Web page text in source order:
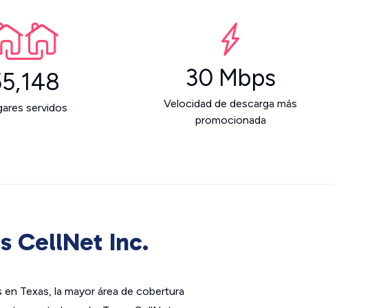
servidos
30 Mbps
Velocidad de descarga más
promocionada
CellNet Inc.
Texas, la mayor área de cobertura